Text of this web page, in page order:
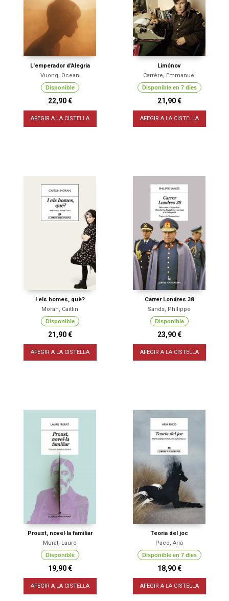
L'emperador d'Alegria
Vuong, Ocean
Disponible
22,90 €
AFEGIR A LA CISTELLA
Limónov
Carrère, Emmanuel
Disponible en 7 dies
21,90 €
AFEGIR A LA CISTELLA
I els homes, què?
Moran, Caitlin
Disponible
21,90 €
AFEGIR A LA CISTELLA
Carrer Londres 38
Sands, Philippe
Disponible
23,90 €
AFEGIR A LA CISTELLA
Proust, novel·la familiar
Murat, Laure
Disponible
19,90 €
AFEGIR A LA CISTELLA
Teoria del joc
Paco, Arià
Disponible en 7 dies
18,90 €
AFEGIR A LA CISTELLA